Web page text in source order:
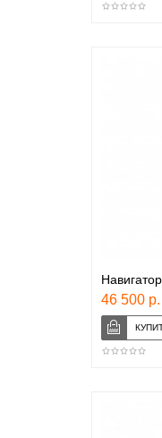
46 500 р.